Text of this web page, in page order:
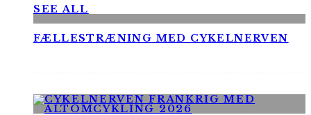
SEE ALL
FÆLLESTRÆNING MED CYKELNERVEN